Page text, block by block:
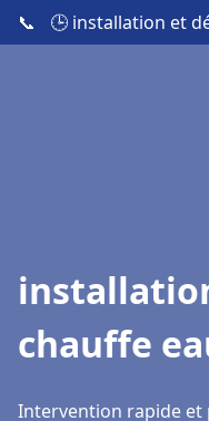
📞 🕒 installation et
chauffe
Intervention rapide et